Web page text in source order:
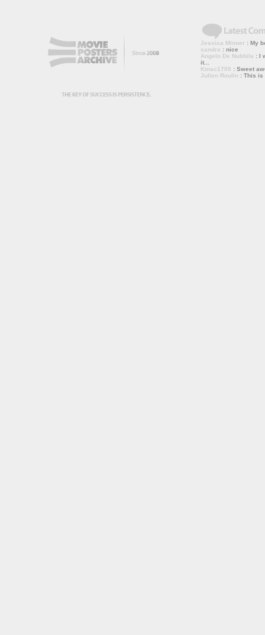
Jessica Minner : My
sandra : nice
Angelo De Nubbila : I
it...
Kmac1705 : Sweet
Julien Roulin : This is